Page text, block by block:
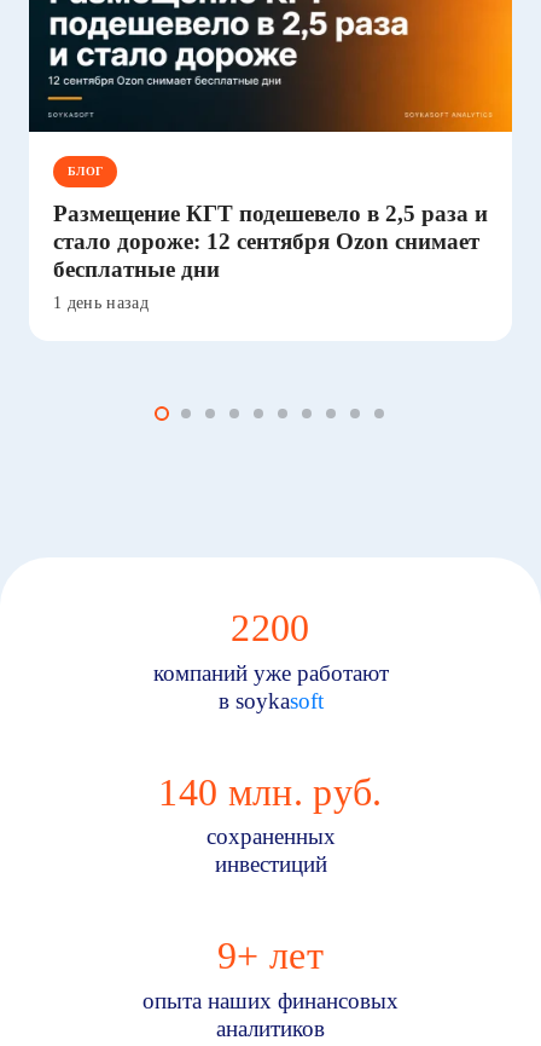
БЛОГ
Размещение КГТ подешевело в 2,5 раза и
стало дороже: 12 сентября Ozon снимает
бесплатные дни
1 день назад
2200
компаний уже работают
в soykasoft
140 млн. руб.
сохраненных
инвестиций
9+ лет
опыта наших финансовых
аналитиков